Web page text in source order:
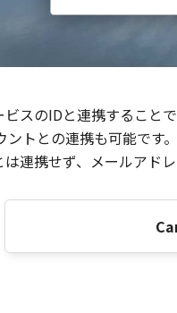
スのIDと連携すること
トとの連携も可能です。
連携せず、メールアド